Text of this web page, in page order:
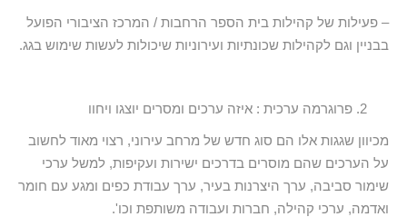
– פעילות של קהילות בית הספר הרחבות / המרכז הציבורי הפועל
בבניין וגם לקהילות שכונתיות ועירוניות שיכולות לעשות שימוש בגג.
פרוגרמה ערכית : איזה ערכים ומסרים יוצגו ויחוו
מכיוון שגגות אלו הם סוג חדש של מרחב עירוני, רצוי מאוד לחשוב
על הערכים שהם מוסרים בדרכים ישירות ועקיפות, למשל ערכי
שימור סביבה, ערך היצרנות בעיר, ערך עבודת כפים ומגע עם חומר
ואדמה, ערכי קהילה, חברות ועבודה משותפת וכו'.